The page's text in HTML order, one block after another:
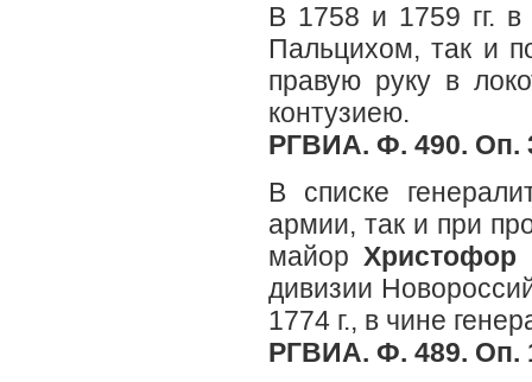
В 1758 и 1759 гг.
Пальцихом, так и
правую руку в
контузиею.
РГВИА. Ф. 490. Оп.
В списке
армии, так и при
майор Христофор
дивизии
1774 г., в чине
РГВИА. Ф. 489. Оп.